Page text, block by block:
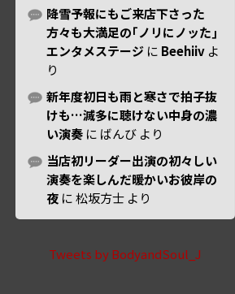
降雪予報にもご来店下さった
方々も大満足の｢ノリにノッた｣
エンタメステージ に Beehiiv よ
り
新年度初日も雨と寒さで拍子抜
けも…滅多に聴けない中身の濃
い演奏 に ばんび より
当店初リーダー出演の初々しい
演奏を楽しんだ暖かいお彼岸の
夜 に松坂方士 より
Tweets by BodyandSoul_J